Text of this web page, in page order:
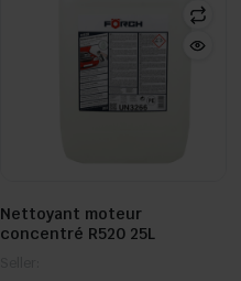
Nettoyant moteur
concentré R520 25L